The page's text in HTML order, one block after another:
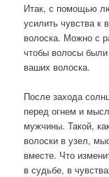
Итак, с помощью
усилить чувства к
волоска. Можно с
чтобы волосы
ваших волоска.
После захода
перед огнем и
мужчины. Такой,
волоски в узел,
вместе. Что
в судьбе, в